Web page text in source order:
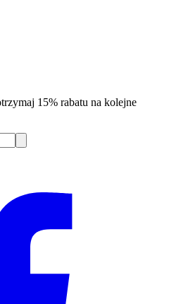
15% rabatu na kolejne